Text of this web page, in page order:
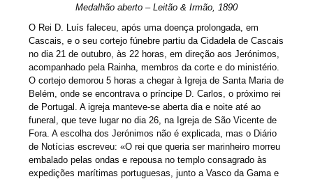
Medalhão aberto – Leitão & Irmão, 1890
O Rei D. Luís faleceu, após uma doença prolongada, em
Cascais, e o seu cortejo fúnebre partiu da Cidadela de Cascais
no dia 21 de outubro, às 22 horas, em direção aos Jerónimos,
acompanhado pela Rainha, membros da corte e do ministério.
O cortejo demorou 5 horas a chegar à Igreja de Santa Maria de
Belém, onde se encontrava o príncipe D. Carlos, o próximo rei
de Portugal. A igreja manteve-se aberta dia e noite até ao
funeral, que teve lugar no dia 26, na Igreja de São Vicente de
Fora. A escolha dos Jerónimos não é explicada, mas o Diário
de Notícias escreveu: «O rei que queria ser marinheiro morreu
embalado pelas ondas e repousa no templo consagrado às
expedições marítimas portuguesas, junto a Vasco da Gama e